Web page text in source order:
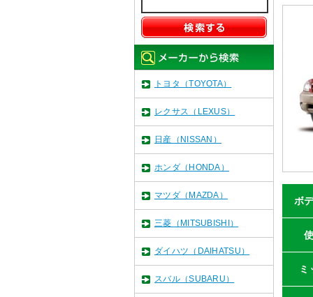
ボ
ミ
トヨタ（TOYOTA）
レクサス（LEXUS）
日産（NISSAN）
ホンダ（HONDA）
マツダ（MAZDA）
三菱（MITSUBISHI）
ダイハツ（DAIHATSU）
スバル（SUBARU）